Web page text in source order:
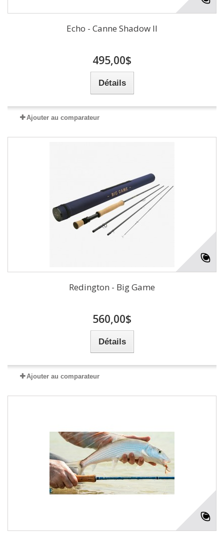
Echo - Canne Shadow II
495,00$
Détails
Ajouter au comparateur
Redington - Big Game
560,00$
Détails
Ajouter au comparateur